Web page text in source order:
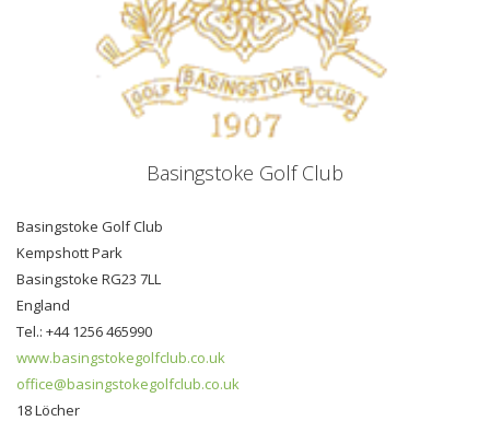
Basingstoke Golf Club
Basingstoke Golf Club
Kempshott Park
Basingstoke RG23 7LL
England
Tel.: +44 1256 465990
www.basingstokegolfclub.co.uk
office@basingstokegolfclub.co.uk
18 Löcher